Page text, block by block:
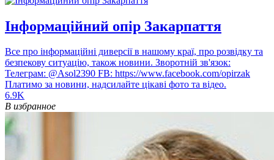
Інформаційний опір Закарпаття
Все про інформаційні диверсії в нашому краї, про розвідку та
безпекову ситуацію, також новини. Зворотній зв'язок:
Телеграм: @Asol2390 FB: https://www.facebook.com/opirzak
Платимо за новини, надсилайте цікаві фото та відео.
6.9K
В избранное